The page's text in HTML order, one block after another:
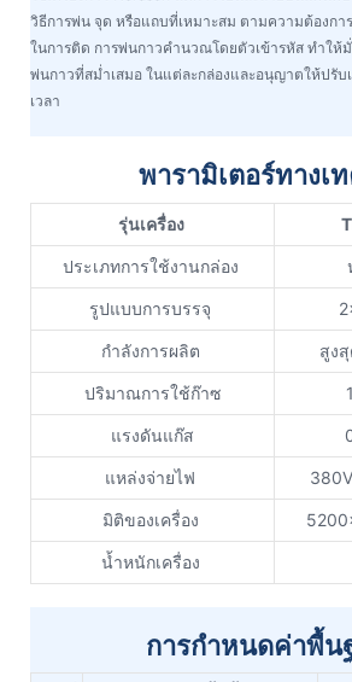
วิธีการพ่น จุด หรือแถบที่เหมาะสม ตามความต้องก
ในการติด การพ่นกาวคำนวณโดยตัวเข้ารหัส ทำให้
พ่นกาวที่สม่ำเสมอ ในแต่ละกล่องและอนุญาตให้ปรับ
เวลา
พารามิเตอร์ทางเ
รุ่นเครื่อง
ประเภทการใช้งานกล่อง
รูปแบบการบรรจุ
กำลังการผลิต สูง
ปริมาณการใช้ก๊าซ
แรงดันแก๊ส
แหล่งจ่ายไฟ
มิติของเครื่อง
น้ำหนักเครื่อง
การกำหนดค่าพื้น